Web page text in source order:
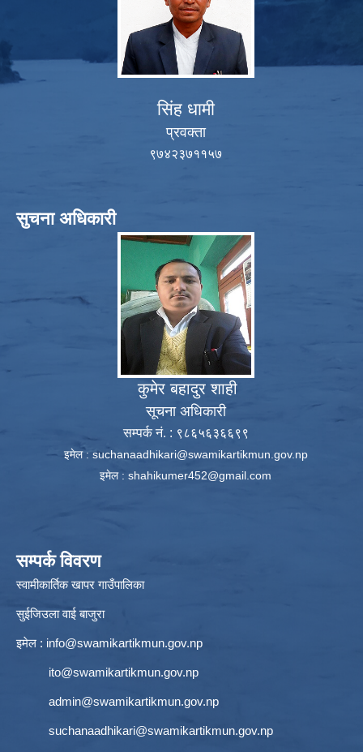
सिंह धामी
प्रवक्ता
९७४२३७११५७
सुचना अधिकारी
कुमेर बहादुर शाही
सूचना अधिकारी
सम्पर्क नं. : ९८६५६३६६९९
इमेल : suchanaadhikari@swamikartikmun.gov.np
इमेल : shahikumer452@gmail.com
सम्पर्क विवरण
स्वामीकार्तिक खापर गाउँपालिका
सुईजिउला वाई बाजुरा
इमेल : info@swamikartikmun.gov.np
ito@swamikartikmun.gov.np
admin@swamikartikmun.gov.np
suchanaadhikari@swamikartikmun.gov.np